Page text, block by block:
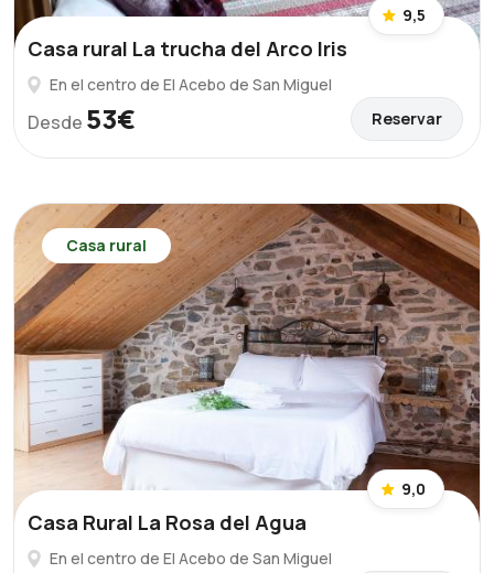
9,5
Casa rural La trucha del Arco Iris
En el centro de El Acebo de San Miguel
Desde 53€ Reservar
Casa rural
9,0
Casa Rural La Rosa del Agua
En el centro de El Acebo de San Miguel